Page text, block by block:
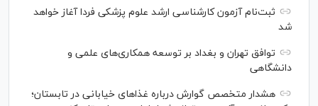
ثبت‌نام آزمون کارشناسی ارشد علوم پزشکی فردا آغاز خواهد
شد
توافق تهران و بغداد بر توسعه همکاری‌های علمی و
دانشگاهی
هشدار متخصص گوارش درباره غذا‌های خیابانی در تابستان؛